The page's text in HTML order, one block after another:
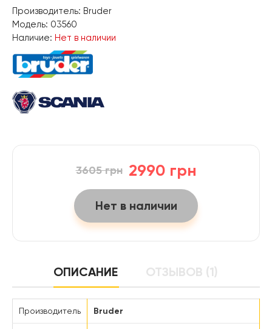
Производитель: Bruder
Модель: 03560
Наличие: Нет в наличии
2990 грн
3605 грн
Нет в наличии
ОПИСАНИЕ ОТЗЫВОВ (1)
Производитель Bruder